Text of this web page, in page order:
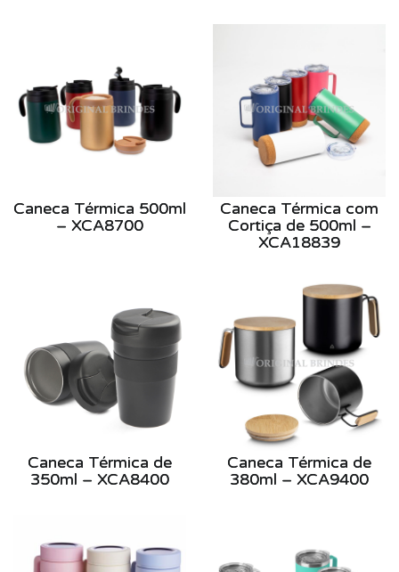
Caneca Térmica 500ml
– XCA8700
Caneca Térmica com
Cortiça de 500ml –
XCA18839
Caneca Térmica de
350ml – XCA8400
Caneca Térmica de
380ml – XCA9400